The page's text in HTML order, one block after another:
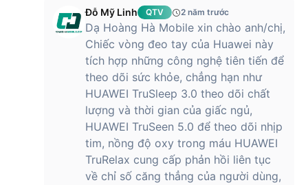
Đỗ Mỹ Linh QTV 2 năm trước
Dạ Hoàng Hà Mobile xin chào anh/chị,
Chiếc vòng đeo tay của Huawei này
tích hợp những công nghệ tiên tiến để
theo dõi sức khỏe, chẳng hạn như
HUAWEI TruSleep 3.0 theo dõi chất
lượng và thời gian của giấc ngủ,
HUAWEI TruSeen 5.0 để theo dõi nhịp
tim, nồng độ oxy trong máu HUAWEI
TruRelax cung cấp phản hồi liên tục
về chỉ số căng thẳng của người dùng,